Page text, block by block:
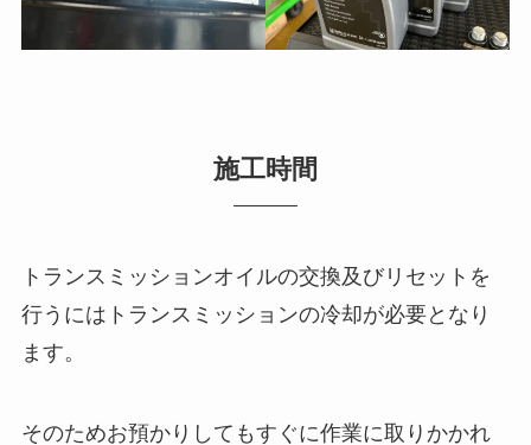
施工時間
トランスミッションオイルの交換及びリセットを
行うにはトランスミッションの冷却が必要となり
ます。
そのためお預かりしてもすぐに作業に取りかかれ